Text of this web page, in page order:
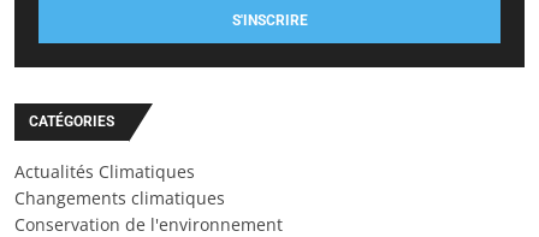
S'INSCRIRE
CATÉGORIES
Actualités Climatiques
Changements climatiques
Conservation de l'environnement